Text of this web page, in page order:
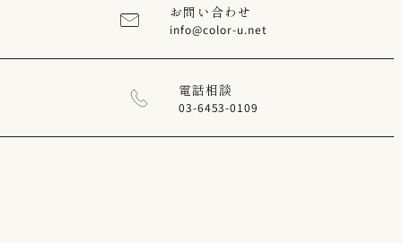
お問い合わせ
info@color-u.net
電話相談
03-6453-0109